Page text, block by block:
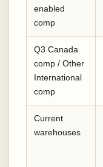
enabled
comp
Q3 Canada
comp / Other
International
comp
Current
warehouses